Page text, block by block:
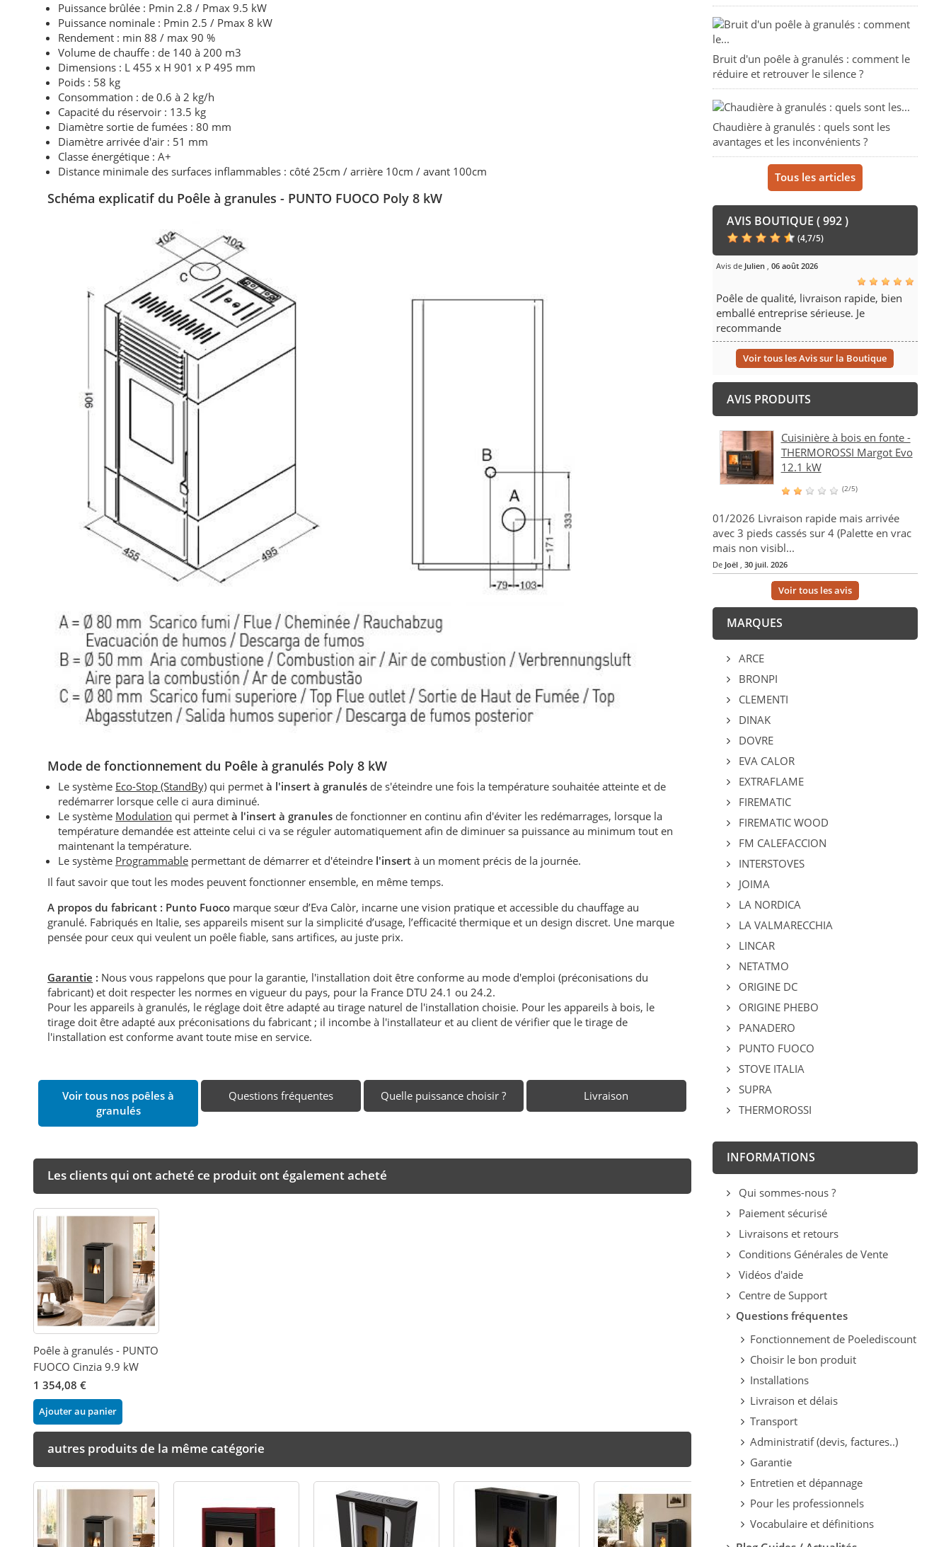
Puissance brûlée : Pmin 2.8 / Pmax 9.5 kW
Puissance nominale : Pmin 2.5 / Pmax 8 kW
Rendement : min 88 / max 90 %
Volume de chauffe : de 140 à 200 m3
Dimensions : L 455 x H 901 x P 495 mm
Poids : 58 kg
Consommation : de 0.6 à 2 kg/h
Capacité du réservoir : 13.5 kg
Diamètre sortie de fumées : 80 mm
Diamètre arrivée d'air : 51 mm
Classe énergétique : A+
Distance minimale des surfaces inflammables : côté 25cm / arrière 10cm / avant 100cm
Schéma explicatif du Poêle à granules - PUNTO FUOCO Poly 8 kW
Mode de fonctionnement du Poêle à granulés Poly 8 kW
Le système Eco-Stop (StandBy) qui permetà l'insert à granulés de s'éteindre une fois la température souhaitée atteinte et de
redémarrer lorsque celle ci aura diminué.
Le système Modulation qui permetà l'insert à granules de fonctionner en continu afin d'éviter les redémarrages, lorsque la
température demandée est atteinte celui ci va se réguler automatiquement afin de diminuer sa puissance au minimum tout en
maintenant la température.
Le système Programmable permettant de démarrer et d'éteindre l'insert à un moment précis de la journée.
Il faut savoir que tout les modes peuvent fonctionner ensemble, en même temps.
A propos du fabricant : Punto Fuoco marque sœur d’Eva Calòr, incarne une vision pratique et accessible du chauffage au
granulé. Fabriqués en Italie, ses appareils misent sur la simplicité d’usage, l’efficacité thermique et un design discret. Une marque
pensée pour ceux qui veulent un poêle fiable, sans artifices, au juste prix.
Garantie : Nous vous rappelons que pour la garantie, l'installation doit être conforme au mode d'emploi (préconisations du
fabricant) et doit respecter les normes en vigueur du pays, pour la France DTU 24.1 ou 24.2.
Pour les appareils à granulés, le réglage doit être adapté au tirage naturel de l'installation choisie. Pour les appareils à bois, le
tirage doit être adapté aux préconisations du fabricant ; il incombe à l'installateur et au client de vérifier que le tirage de
l'installation est conforme avant toute mise en service.
Voir tous nos poêles à
granulés
Questions fréquentes Quelle puissance choisir ? Livraison
Les clients qui ont acheté ce produit ont également acheté
Poêle à granulés - PUNTO
FUOCO Cinzia 9.9 kW
1 354,08 €
Ajouter au panier
autres produits de la même catégorie
Bruit d'un poêle à granulés : comment le
réduire et retrouver le silence ?
Chaudière à granulés : quels sont les
avantages et les inconvénients ?
Tous les articles
AVIS BOUTIQUE ( 992 )
(4,7/5)
Avis de Julien, 06 août 2026
Poêle de qualité, livraison rapide, bien
emballé entreprise sérieuse. Je
recommande
Voir tous les Avis sur la Boutique
AVIS PRODUITS
Cuisinière à bois en fonte -
THERMOROSSI Margot Evo
12.1 kW
(2/5)
01/2026 Livraison rapide mais arrivée
avec 3 pieds cassés sur 4 (Palette en vrac
mais non visibl...
De Joël, 30 juil. 2026
Voir tous les avis
MARQUES
ARCE
BRONPI
CLEMENTI
DINAK
DOVRE
EVA CALOR
EXTRAFLAME
FIREMATIC
FIREMATIC WOOD
FM CALEFACCION
INTERSTOVES
JOIMA
LA NORDICA
LA VALMARECCHIA
LINCAR
NETATMO
ORIGINE DC
ORIGINE PHEBO
PANADERO
PUNTO FUOCO
STOVE ITALIA
SUPRA
THERMOROSSI
INFORMATIONS
Qui sommes-nous ?
Paiement sécurisé
Livraisons et retours
Conditions Générales de Vente
Vidéos d'aide
Centre de Support
Questions fréquentes
Fonctionnement de Poelediscount
Choisir le bon produit
Installations
Livraison et délais
Transport
Administratif (devis, factures..)
Garantie
Entretien et dépannage
Pour les professionnels
Vocabulaire et définitions